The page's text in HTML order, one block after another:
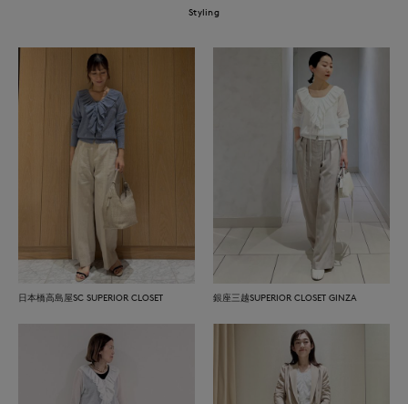
Styling
日本橋高島屋SC SUPERIOR CLOSET 銀座三越SUPERIOR CLOSET GINZA